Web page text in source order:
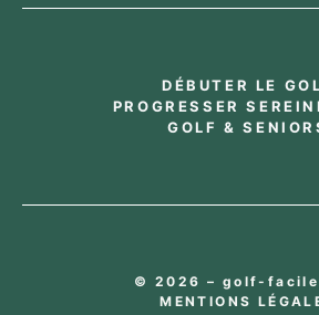
DÉBUTER LE
PROGRESSER
GOLF &
© 2026 – golf-
MENTIONS